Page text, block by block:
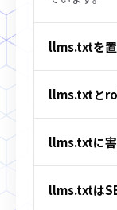
llms.txtを置
llms.txtと
llms.txtに害
llms.txtは